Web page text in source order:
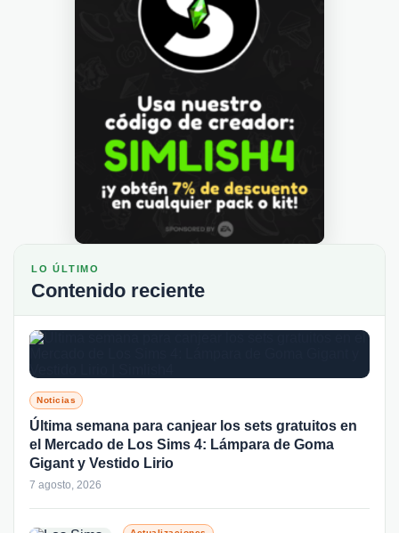
LO ÚLTIMO
Contenido reciente
Noticias
Última semana para canjear los sets gratuitos en
el Mercado de Los Sims 4: Lámpara de Goma
Gigant y Vestido Lirio
7 agosto, 2026